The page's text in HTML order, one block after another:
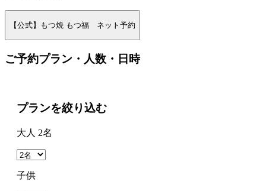
【公式】もつ焼 もつ福 ネット予約
ご予約プラン・人数・日時
プランを絞り込む
大人 2名
子供